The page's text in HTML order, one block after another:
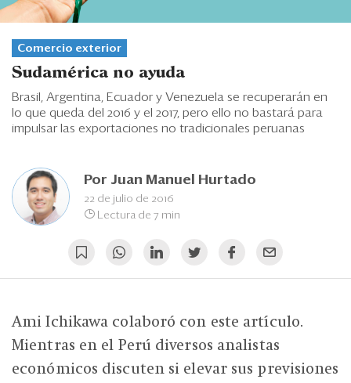
Management
Economía y Finanzas
Legal y Política
Eventos
Ranking CEO
Edición Impresa
Comercio exterior
Sudamérica no ayuda
Brasil, Argentina, Ecuador y Venezuela se recuperarán en
lo que queda del 2016 y el 2017, pero ello no bastará para
impulsar las exportaciones no tradicionales peruanas
Por Juan Manuel Hurtado
22 de julio de 2016
Lectura de 7 min
Ami Ichikawa colaboró con este artículo.
Mientras en el Perú diversos analistas
económicos discuten si elevar sus previsiones